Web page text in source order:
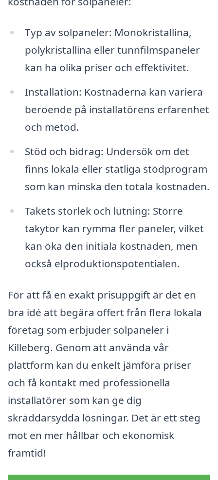
Typ av solpaneler: Monokristallina,
polykristallina eller tunnfilmspaneler
kan ha olika priser och effektivitet.
Installation: Kostnaderna kan variera
beroende på installatörens erfarenhet
och metod.
Stöd och bidrag: Undersök om det
finns lokala eller statliga stödprogram
som kan minska den totala kostnaden.
Takets storlek och lutning: Större
takytor kan rymma fler paneler, vilket
kan öka den initiala kostnaden, men
också elproduktionspotentialen.
För att få en exakt prisuppgift är det en
bra idé att begära offert från flera lokala
företag som erbjuder solpaneler i
Killeberg. Genom att använda vår
plattform kan du enkelt jämföra priser
och få kontakt med professionella
installatörer som kan ge dig
skräddarsydda lösningar. Det är ett steg
mot en mer hållbar och ekonomisk
framtid!